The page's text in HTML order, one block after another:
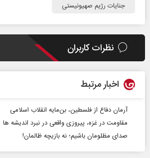
جنایات رژیم صهیونیستی
نظرات کاربران
اخبار مرتبط
آرمان دفاع از فلسطین، بن‌مایه انقلاب اسلامی
مقاومت در غزه، پیروزی واقعی در نبرد اندیشه ها
صدای مظلومان باشیم؛ نه بازیچه ظالمان!